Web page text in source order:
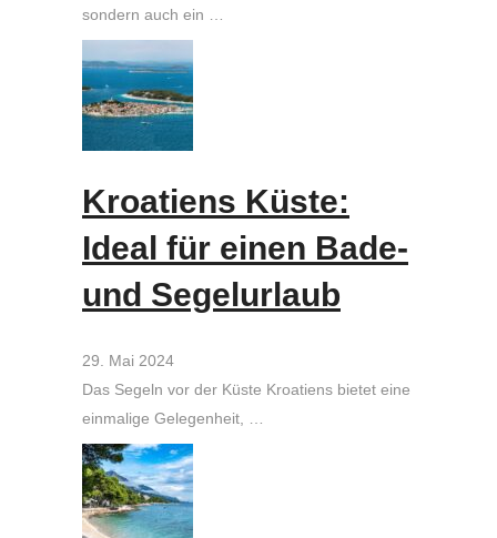
sondern auch ein …
Kroatiens Küste:
Ideal für einen Bade-
und Segelurlaub
29. Mai 2024
Das Segeln vor der Küste Kroatiens bietet eine
einmalige Gelegenheit, …